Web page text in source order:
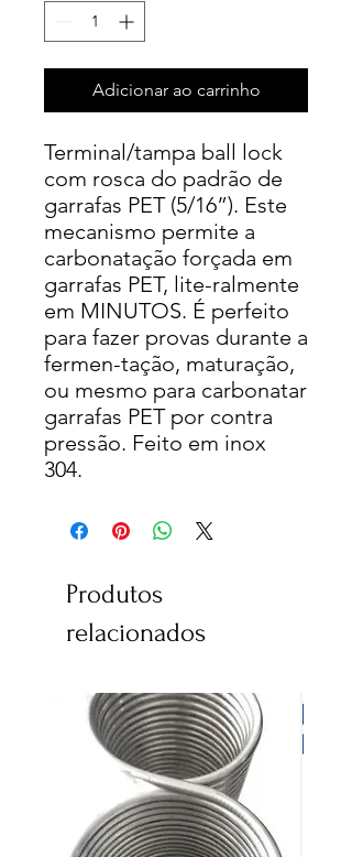
Adicionar ao carrinho
Terminal/tampa ball lock
com rosca do padrão de
garrafas PET (5/16”). Este
mecanismo permite a
carbonatação forçada em
garrafas PET, lite-ralmente
em MINUTOS. É perfeito
para fazer provas durante a
fermen-tação, maturação,
ou mesmo para carbonatar
garrafas PET por contra
pressão. Feito em inox
304.
Produtos
relacionados